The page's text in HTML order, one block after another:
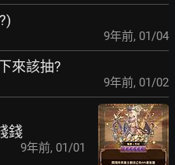
9年前, 01/04
來該抽?
9年前, 01/02
錢
9年前, 01/01